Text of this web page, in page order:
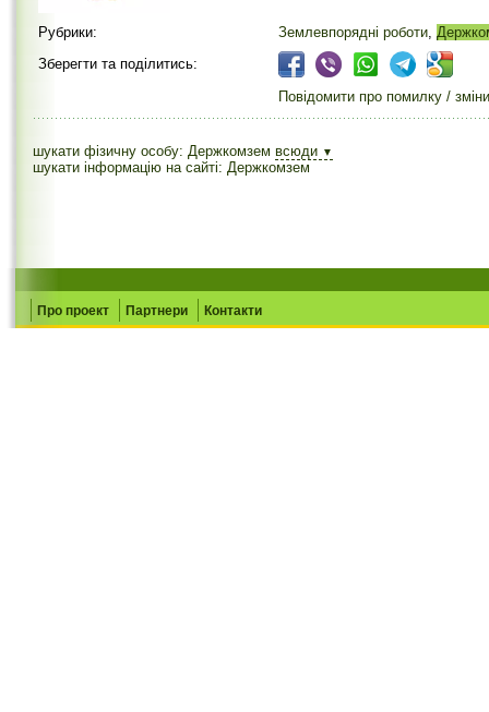
Рубрики: Землевпорядні роботи,
Зберегти та поділитись:
Повідомити про помилку / зміни
шукати фізичну особу: Держкомзем всюди ▼
шукати інформацію на сайті: Держкомзем
Про проект Партнери Контакти